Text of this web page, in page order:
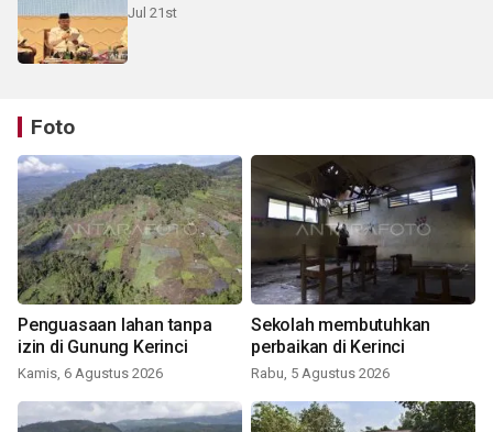
Jul 21st
Foto
Penguasaan lahan tanpa
izin di Gunung Kerinci
Kamis, 6 Agustus 2026
Sekolah membutuhkan
perbaikan di Kerinci
Rabu, 5 Agustus 2026